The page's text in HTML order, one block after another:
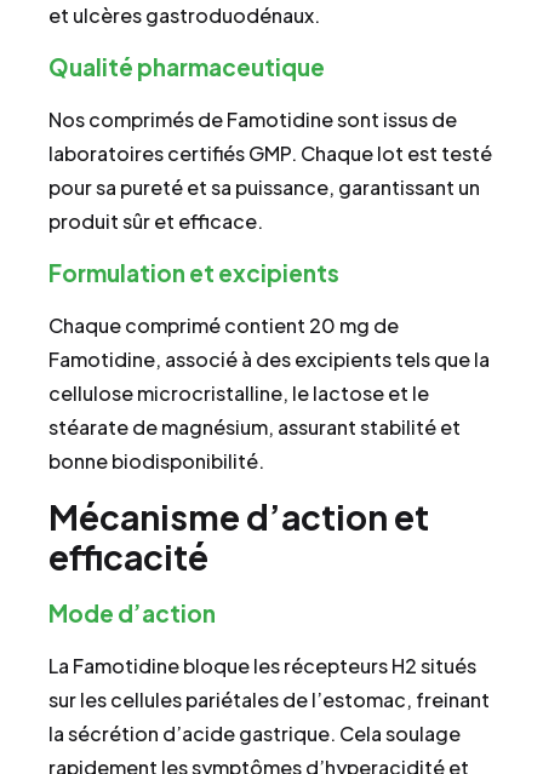
et ulcères gastroduodénaux.
Qualité pharmaceutique
Nos comprimés de Famotidine sont issus de
laboratoires certifiés GMP. Chaque lot est testé
pour sa pureté et sa puissance, garantissant un
produit sûr et efficace.
Formulation et excipients
Chaque comprimé contient 20 mg de
Famotidine, associé à des excipients tels que la
cellulose microcristalline, le lactose et le
stéarate de magnésium, assurant stabilité et
bonne biodisponibilité.
Mécanisme d’action et
efficacité
Mode d’action
La Famotidine bloque les récepteurs H2 situés
sur les cellules pariétales de l’estomac, freinant
la sécrétion d’acide gastrique. Cela soulage
rapidement les symptômes d’hyperacidité et